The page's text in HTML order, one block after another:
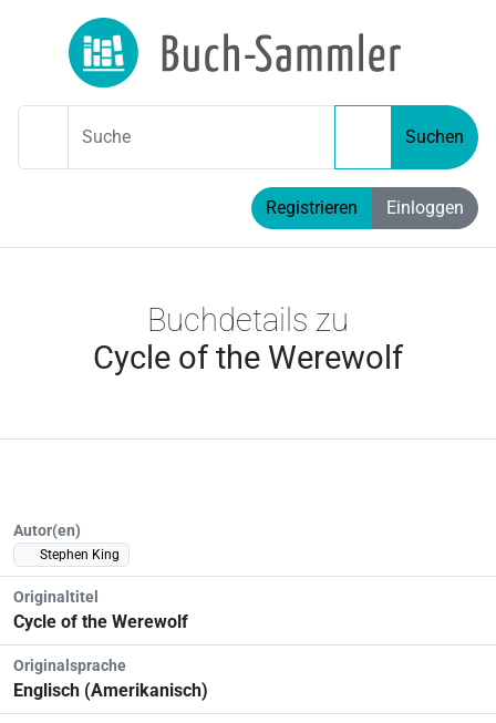
Suche Suchen
Registrieren Einloggen
Buchdetails zu
Cycle of the Werewolf
Autor(en)
Stephen King
Originaltitel
Cycle of the Werewolf
Originalsprache
Englisch (Amerikanisch)